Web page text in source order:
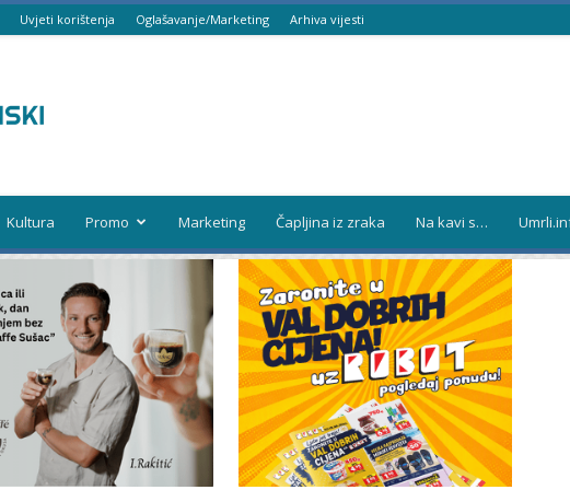
Uvjeti korištenja Oglašavanje/Marketing Arhiva vijesti
Kultura Promo Marketing Čapljina iz zraka Na kavi s…